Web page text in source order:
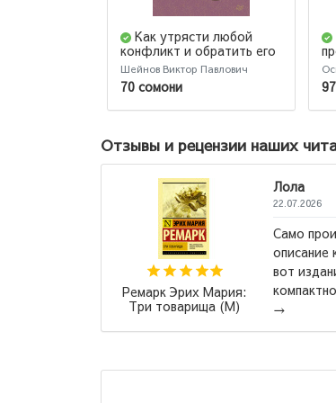
Как утрясти любой
конфликт и обратить его
себе на пользу
(#экопокет)
Шейнов Виктор Павлович
70 сомони
в
Отзывы и рецензии наших
Ремарк Эрих Мария:
Три товарища (М)
Лола
22.07.2026
Само
описание
вот
→